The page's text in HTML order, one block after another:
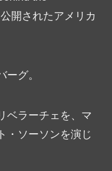
開されたアメリカ
グ。
ベラーチェを、マ
・ソーソンを演じ